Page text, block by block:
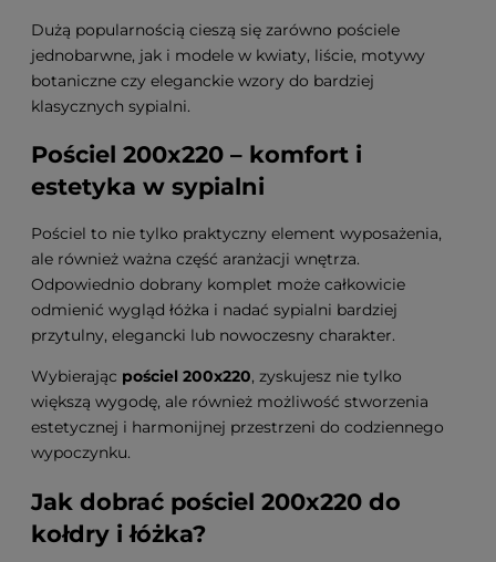
Dużą popularnością cieszą się zarówno pościele
jednobarwne, jak i modele w kwiaty, liście, motywy
botaniczne czy eleganckie wzory do bardziej
klasycznych sypialni.
Pościel 200x220 – komfort i
estetyka w sypialni
Pościel to nie tylko praktyczny element wyposażenia,
ale również ważna część aranżacji wnętrza.
Odpowiednio dobrany komplet może całkowicie
odmienić wygląd łóżka i nadać sypialni bardziej
przytulny, elegancki lub nowoczesny charakter.
Wybierając pościel 200x220, zyskujesz nie tylko
większą wygodę, ale również możliwość stworzenia
estetycznej i harmonijnej przestrzeni do codziennego
wypoczynku.
Jak dobrać pościel 200x220 do
kołdry i łóżka?